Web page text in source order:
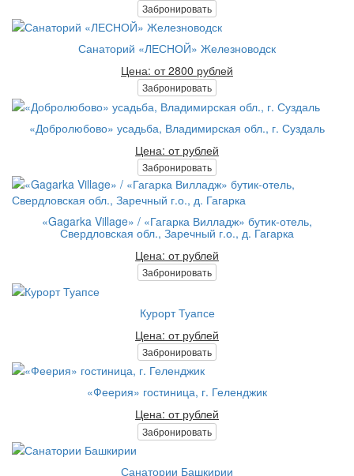
Забронировать
Санаторий «ЛЕСНОЙ» Железноводск
Цена: от 2800 рублей
Забронировать
«Добролюбово» усадьба, Владимирская обл., г. Суздаль
Цена: от рублей
Забронировать
«Gagarka Village» / «Гагарка Вилладж» бутик-отель,
Свердловская обл., Заречный г.о., д. Гагарка
Цена: от рублей
Забронировать
Курорт Туапсе
Цена: от рублей
Забронировать
«Феерия» гостиница, г. Геленджик
Цена: от рублей
Забронировать
Санатории Башкирии